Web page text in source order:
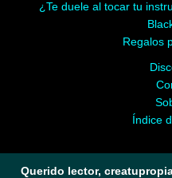
¿Te duele al tocar tu
Regalos
Índice
Querido lector,